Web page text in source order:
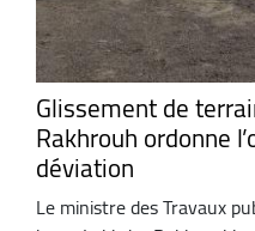
Glissement de
Rakhrouh ordonne
déviation
Le ministre des Travaux